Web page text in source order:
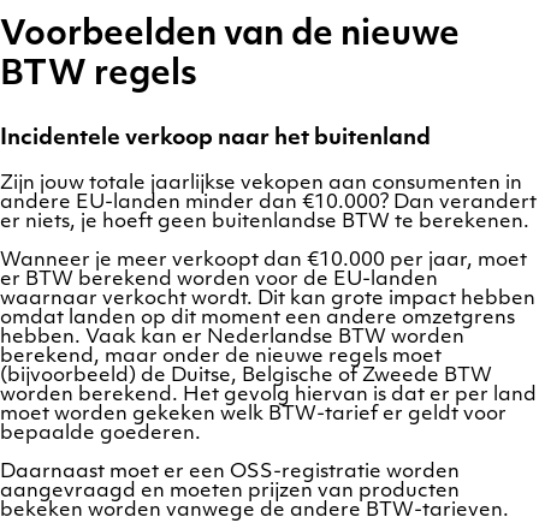
Voorbeelden van de nieuwe
BTW regels
Incidentele verkoop naar het buitenland
Zijn jouw totale jaarlijkse vekopen aan consumenten in
andere EU-landen minder dan €10.000? Dan verandert
er niets, je hoeft geen buitenlandse BTW te berekenen.
Wanneer je meer verkoopt dan €10.000 per jaar, moet
er BTW berekend worden voor de EU-landen
waarnaar verkocht wordt. Dit kan grote impact hebben
omdat landen op dit moment een andere omzetgrens
hebben. Vaak kan er Nederlandse BTW worden
berekend, maar onder de nieuwe regels moet
(bijvoorbeeld) de Duitse, Belgische of Zweede BTW
worden berekend. Het gevolg hiervan is dat er per land
moet worden gekeken welk BTW-tarief er geldt voor
bepaalde goederen.
Daarnaast moet er een OSS-registratie worden
aangevraagd en moeten prijzen van producten
bekeken worden vanwege de andere BTW-tarieven.